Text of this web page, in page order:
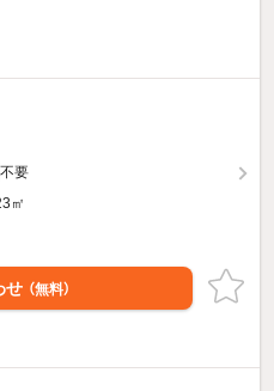
不要
㎡
せ （無料）